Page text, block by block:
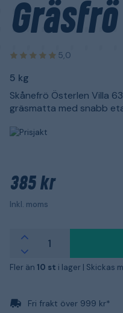
Gräsfrö
5,0
5 kg
Skånefrö Österlen Villa
gräsmatta med snabb
385 kr
Inkl. moms
Fler än 10 st i lager | Skickas
Fri frakt över 999 kr*